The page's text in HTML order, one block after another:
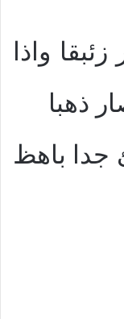
” صار زئبقا واذا
جدا باهظ